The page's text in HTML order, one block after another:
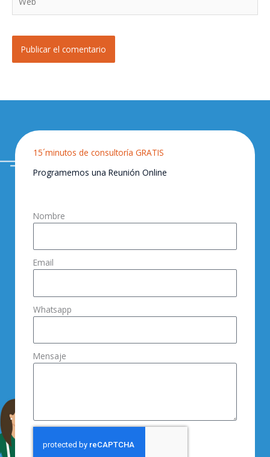
15´minutos de consultoría GRATIS
Programemos una Reunión Online
Nombre
Email
Whatsapp
Mensaje